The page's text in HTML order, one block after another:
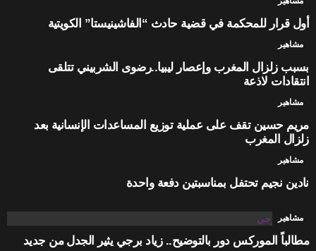
أول قرار للمحكمة في قضية حادث “الفاشينيستا” الكويتية
مشاهير
بسبب زلزال المغرب وإعصار ليبيا..رضوى الشربيني تتلقى
انتقادات لاذعة
مشاهير
مريم حسين تقف على عملية توزيع المساعدات الإنسانية بعد
زلزال المغرب
مشاهير
نادين نجيم تحتفل بمناسبتين دفعة واحدة
مشاهير
مطالباً الموركس دور بالتوضيح.. زياد برجي يثير الجدل من جديد